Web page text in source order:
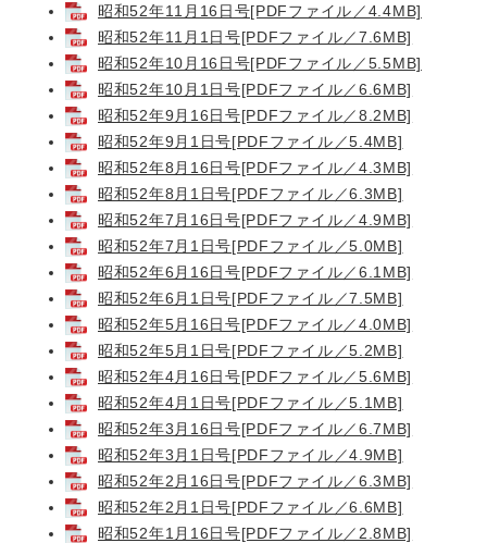
昭和52年11月16日号[PDFファイル／4.4MB]
昭和52年11月1日号[PDFファイル／7.6MB]
昭和52年10月16日号[PDFファイル／5.5MB]
昭和52年10月1日号[PDFファイル／6.6MB]
昭和52年9月16日号[PDFファイル／8.2MB]
昭和52年9月1日号[PDFファイル／5.4MB]
昭和52年8月16日号[PDFファイル／4.3MB]
昭和52年8月1日号[PDFファイル／6.3MB]
昭和52年7月16日号[PDFファイル／4.9MB]
昭和52年7月1日号[PDFファイル／5.0MB]
昭和52年6月16日号[PDFファイル／6.1MB]
昭和52年6月1日号[PDFファイル／7.5MB]
昭和52年5月16日号[PDFファイル／4.0MB]
昭和52年5月1日号[PDFファイル／5.2MB]
昭和52年4月16日号[PDFファイル／5.6MB]
昭和52年4月1日号[PDFファイル／5.1MB]
昭和52年3月16日号[PDFファイル／6.7MB]
昭和52年3月1日号[PDFファイル／4.9MB]
昭和52年2月16日号[PDFファイル／6.3MB]
昭和52年2月1日号[PDFファイル／6.6MB]
昭和52年1月16日号[PDFファイル／2.8MB]